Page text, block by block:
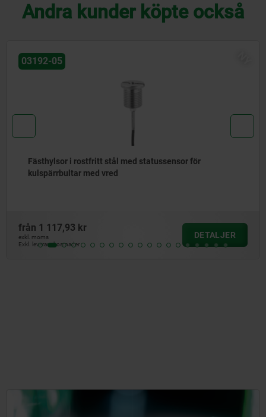
Andra kunder köpte också
02025
Styrbultar med innergänga
från 96,74 kr
exkl. moms
Exkl. leveranskostnader
DETALJER